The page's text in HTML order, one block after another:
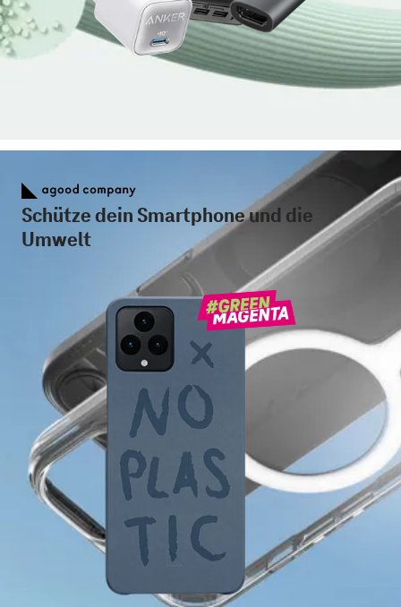
Schütze dein Smartphone und die
Umwelt